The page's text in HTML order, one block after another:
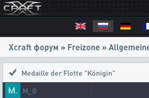
Xcraft форум » Freizone »
Medaille der Flotte "Königin"
M_G